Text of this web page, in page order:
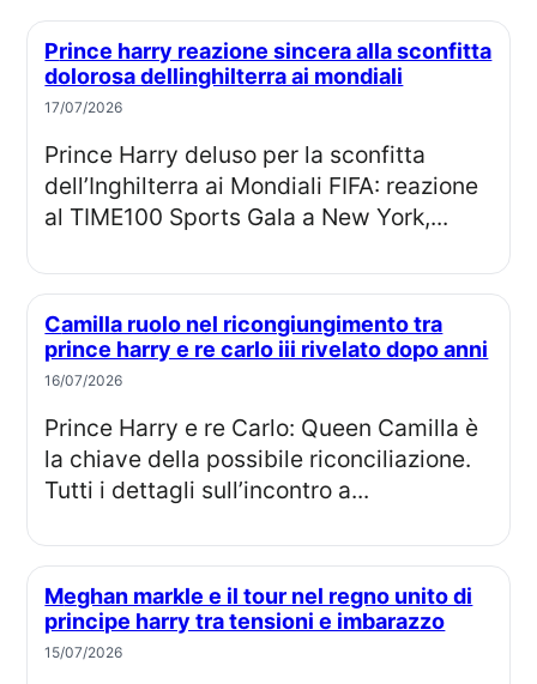
Prince harry reazione sincera alla sconfitta
dolorosa dellinghilterra ai mondiali
17/07/2026
Prince Harry deluso per la sconfitta
dell’Inghilterra ai Mondiali FIFA: reazione
al TIME100 Sports Gala a New York,...
Camilla ruolo nel ricongiungimento tra
prince harry e re carlo iii rivelato dopo anni
16/07/2026
Prince Harry e re Carlo: Queen Camilla è
la chiave della possibile riconciliazione.
Tutti i dettagli sull’incontro a...
Meghan markle e il tour nel regno unito di
principe harry tra tensioni e imbarazzo
15/07/2026